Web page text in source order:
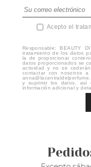
Acepto el
Responsable: BEAUTY
tratamiento de los datos
la de proporcionar
datos proporcionados se
actividad y no se
contactar con nosotros a
y suprimir los datos, así
información adicional y